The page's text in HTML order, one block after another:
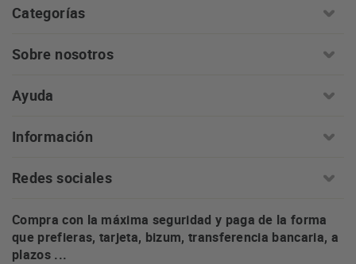
Categorías
Sobre nosotros
Ayuda
Información
Redes sociales
Compra con la máxima seguridad y paga de la forma
que prefieras, tarjeta, bizum, transferencia bancaria, a
plazos ...